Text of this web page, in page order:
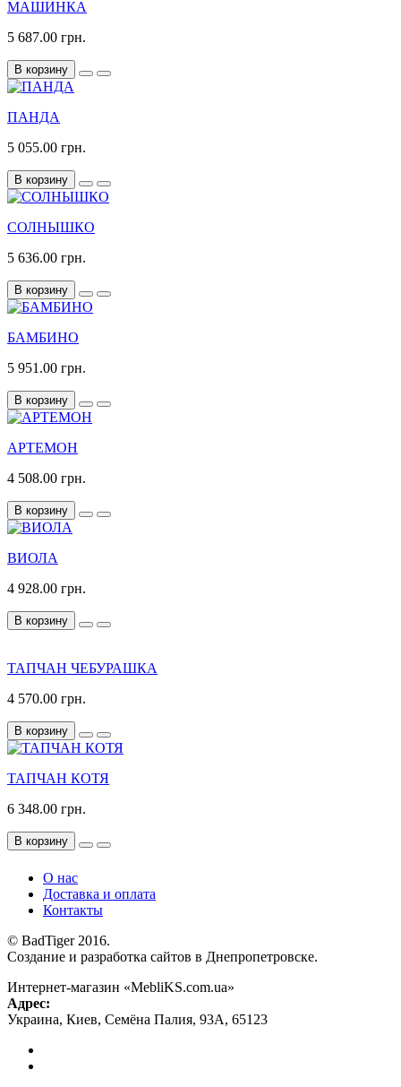
МАШИНКА
5 687.00 грн.
В корзину
ПАНДА
5 055.00 грн.
В корзину
СОЛНЫШКО
5 636.00 грн.
В корзину
БАМБИНО
5 951.00 грн.
В корзину
АРТЕМОН
4 508.00 грн.
В корзину
ВИОЛА
4 928.00 грн.
В корзину
ТАПЧАН ЧЕБУРАШКА
4 570.00 грн.
В корзину
ТАПЧАН КОТЯ
6 348.00 грн.
В корзину
О нас
Доставка и оплата
Контакты
© BadTiger 2016.
Создание и разработка сайтов в Днепропетровске.
Интернет-магазин «MebliKS.com.ua»
Адрес:
Украина, Киев, Семёна Палия, 93А, 65123